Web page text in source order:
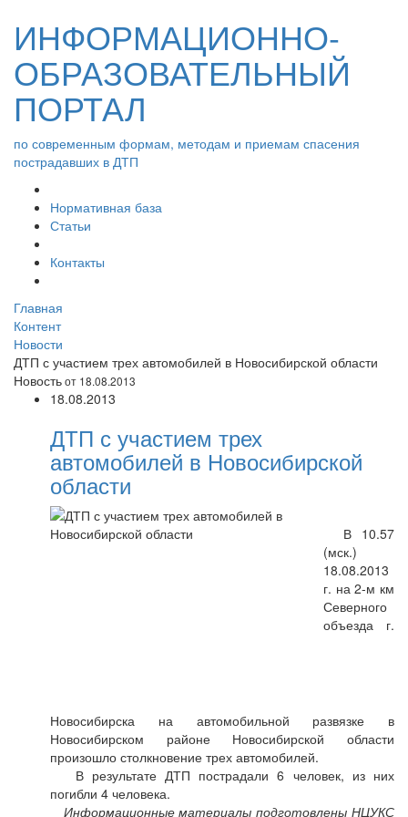
ИНФОРМАЦИОННО-
ОБРАЗОВАТЕЛЬНЫЙ
ПОРТАЛ
по современным формам, методам и приемам спасения
пострадавших в ДТП
Нормативная база
Статьи
Контакты
Главная
Контент
Новости
ДТП с участием трех автомобилей в Новосибирской области
Новостьот 18.08.2013
18.08.2013
ДТП с участием трех
автомобилей в Новосибирской
области
В 10.57
(мск.)
18.08.2013
г. на 2-м км
Северного
объезда г.
Новосибирска на автомобильной развязке в
Новосибирском районе Новосибирской области
произошло столкновение трех автомобилей.
В результате ДТП пострадали 6 человек, из них
погибли 4 человека.
Информационные материалы подготовлены НЦУКС